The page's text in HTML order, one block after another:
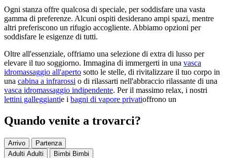
Ogni stanza offre qualcosa di speciale, per soddisfare una vasta
gamma di preferenze. Alcuni ospiti desiderano ampi spazi, mentre
altri preferiscono un rifugio accogliente. Abbiamo opzioni per
soddisfare le esigenze di tutti.
Oltre all'essenziale, offriamo una selezione di extra di lusso per
elevare il tuo soggiorno. Immagina di immergerti in una vasca
idromassaggio all'aperto sotto le stelle, di rivitalizzare il tuo corpo in
una cabina a infrarossi o di rilassarti nell'abbraccio rilassante di una
vasca idromassaggio indipendente. Per il massimo relax, i nostri
lettini galleggiantie i bagni di vapore privatioffrono un
Quando venite a trovarci?
Arrivo
Partenza
Adulti Adulti Bimbi Bimbi